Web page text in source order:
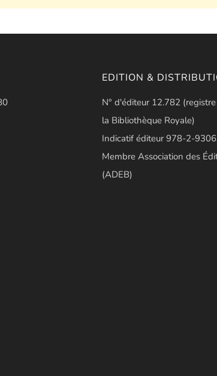
EDITION &
N° d'éditeur 12.782
la Bibliothèque Royale)
Indicatif éditeur 978-2-
Membre Association des
(ADEB)